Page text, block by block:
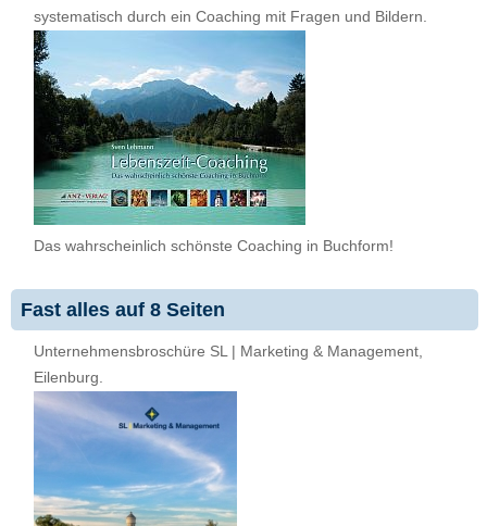
systematisch durch ein Coaching mit Fragen und Bildern.
Das wahrscheinlich schönste Coaching in Buchform!
Fast alles auf 8 Seiten
Unternehmensbroschüre SL | Marketing & Management,
Eilenburg.